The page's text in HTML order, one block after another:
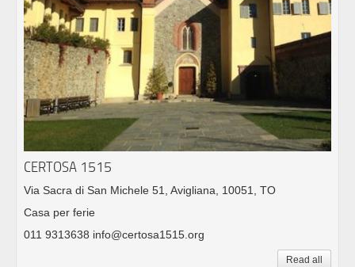
CERTOSA 1515
Via Sacra di San Michele 51, Avigliana, 10051, TO
Casa per ferie
011 9313638 info@certosa1515.org
Read all